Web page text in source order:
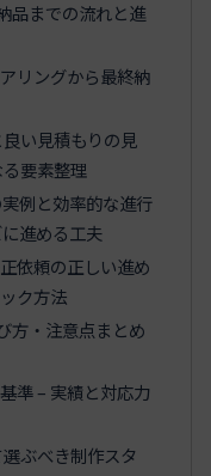
品までの流れと進
リングから最終納
い見積もりの見
要素整理
例と効率的な進行
進める工夫
依頼の正しい進め
ク方法
方・注意点まとめ
準 – 実績と対応力
ぶべき制作スタ